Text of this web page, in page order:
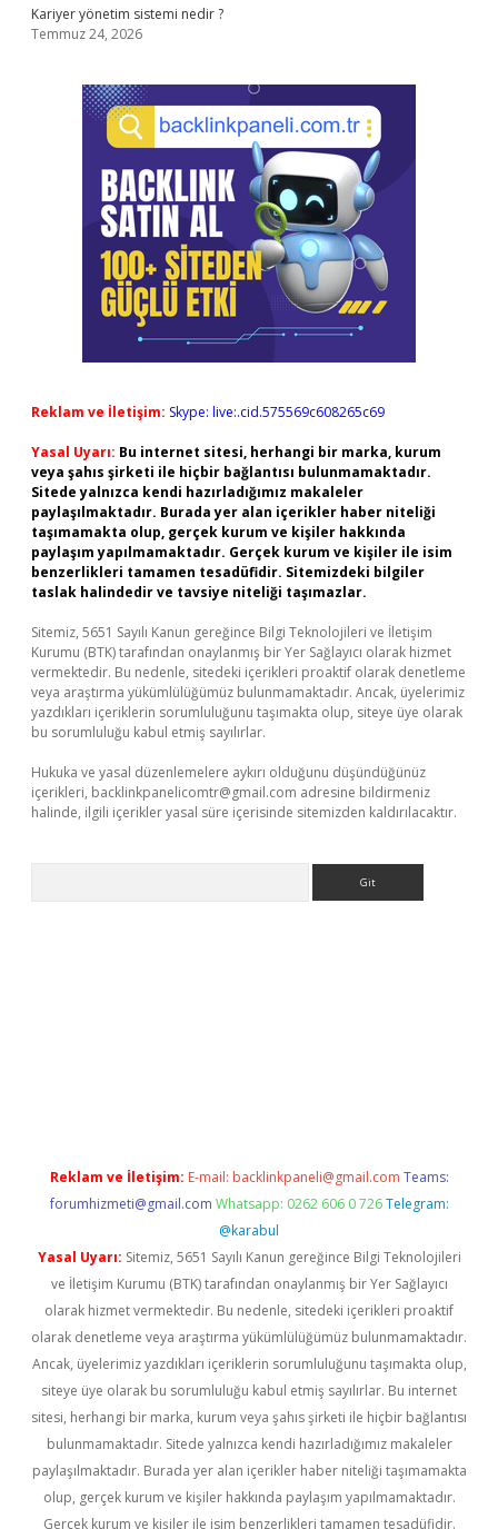
Kariyer yönetim sistemi nedir ?
Temmuz 24, 2026
Reklam ve İletişim: Skype: live:.cid.575569c608265c69
Yasal Uyarı: Bu internet sitesi, herhangi bir marka, kurum
veya şahıs şirketi ile hiçbir bağlantısı bulunmamaktadır.
Sitede yalnızca kendi hazırladığımız makaleler
paylaşılmaktadır. Burada yer alan içerikler haber niteliği
taşımamakta olup, gerçek kurum ve kişiler hakkında
paylaşım yapılmamaktadır. Gerçek kurum ve kişiler ile isim
benzerlikleri tamamen tesadüfidir. Sitemizdeki bilgiler
taslak halindedir ve tavsiye niteliği taşımazlar.
Sitemiz, 5651 Sayılı Kanun gereğince Bilgi Teknolojileri ve İletişim
Kurumu (BTK) tarafından onaylanmış bir Yer Sağlayıcı olarak hizmet
vermektedir. Bu nedenle, sitedeki içerikleri proaktif olarak denetleme
veya araştırma yükümlülüğümüz bulunmamaktadır. Ancak, üyelerimiz
yazdıkları içeriklerin sorumluluğunu taşımakta olup, siteye üye olarak
bu sorumluluğu kabul etmiş sayılırlar.
Hukuka ve yasal düzenlemelere aykırı olduğunu düşündüğünüz
içerikleri, backlinkpanelicomtr@gmail.com adresine bildirmeniz
halinde, ilgili içerikler yasal süre içerisinde sitemizden kaldırılacaktır.
Reklam ve İletişim: E-mail: backlinkpaneli@gmail.com Teams:
forumhizmeti@gmail.com Whatsapp: 0262 606 0 726 Telegram:
@karabul
Yasal Uyarı: Sitemiz, 5651 Sayılı Kanun gereğince Bilgi Teknolojileri
ve İletişim Kurumu (BTK) tarafından onaylanmış bir Yer Sağlayıcı
olarak hizmet vermektedir. Bu nedenle, sitedeki içerikleri proaktif
olarak denetleme veya araştırma yükümlülüğümüz bulunmamaktadır.
Ancak, üyelerimiz yazdıkları içeriklerin sorumluluğunu taşımakta olup,
siteye üye olarak bu sorumluluğu kabul etmiş sayılırlar. Bu internet
sitesi, herhangi bir marka, kurum veya şahıs şirketi ile hiçbir bağlantısı
bulunmamaktadır. Sitede yalnızca kendi hazırladığımız makaleler
paylaşılmaktadır. Burada yer alan içerikler haber niteliği taşımamakta
olup, gerçek kurum ve kişiler hakkında paylaşım yapılmamaktadır.
Gerçek kurum ve kişiler ile isim benzerlikleri tamamen tesadüfidir.